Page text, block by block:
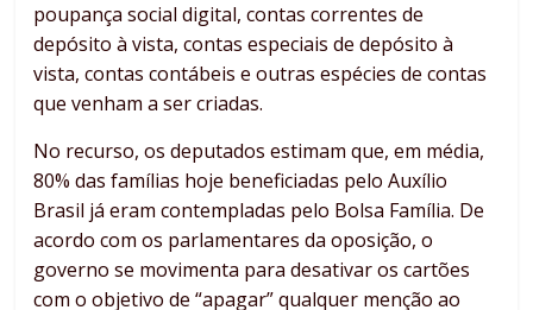
poupança social digital, contas correntes de
depósito à vista, contas especiais de depósito à
vista, contas contábeis e outras espécies de contas
que venham a ser criadas.
No recurso, os deputados estimam que, em média,
80% das famílias hoje beneficiadas pelo Auxílio
Brasil já eram contempladas pelo Bolsa Família. De
acordo com os parlamentares da oposição, o
governo se movimenta para desativar os cartões
com o objetivo de “apagar” qualquer menção ao